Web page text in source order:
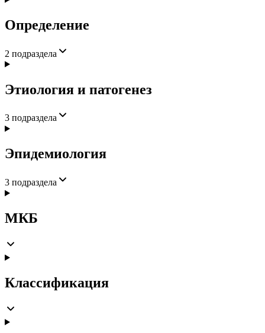
Определение
2 подраздела
Этиология и патогенез
3 подраздела
Эпидемиология
3 подраздела
МКБ
Классификация